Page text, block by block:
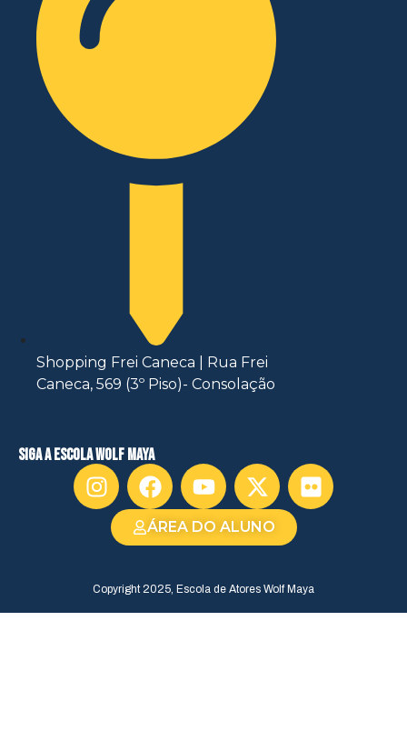
Shopping Frei Caneca | Rua Frei
Caneca, 569 (3º Piso)- Consolação
siga a escola wolf maya
ÁREA DO ALUNO
Copyright 2025, Escola de Atores Wolf Maya